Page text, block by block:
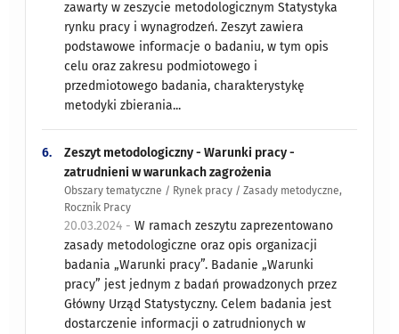
zawarty w zeszycie metodologicznym Statystyka
rynku pracy i wynagrodzeń. Zeszyt zawiera
podstawowe informacje o badaniu, w tym opis
celu oraz zakresu podmiotowego i
przedmiotowego badania, charakterystykę
metodyki zbierania...
6.
Zeszyt metodologiczny - Warunki pracy -
zatrudnieni w warunkach zagrożenia
Obszary tematyczne / Rynek pracy / Zasady metodyczne,
Rocznik Pracy
20.03.2024 -W ramach zeszytu zaprezentowano
zasady metodologiczne oraz opis organizacji
badania „Warunki pracy”. Badanie „Warunki
pracy” jest jednym z badań prowadzonych przez
Główny Urząd Statystyczny. Celem badania jest
dostarczenie informacji o zatrudnionych w